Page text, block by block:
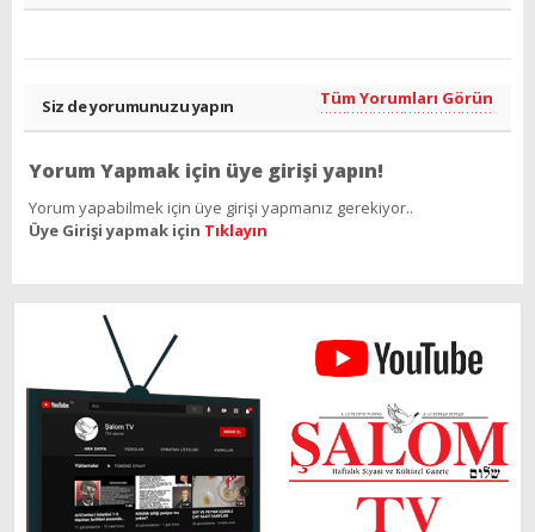
Siz de yorumunuzu yapın Tüm Yorumları Görün
Yorum Yapmak için üye girişi yapın!
Yorum yapabilmek için üye girişi yapmanız gerekiyor..
Üye Girişi yapmak için Tıklayın